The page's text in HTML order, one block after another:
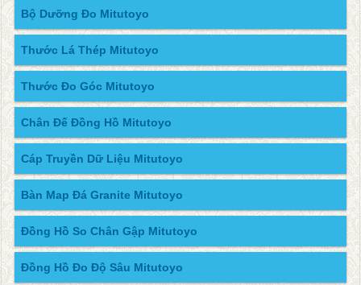
Bộ Dưỡng Đo Mitutoyo
Thước Lá Thép Mitutoyo
Thước Đo Góc Mitutoyo
Chân Đế Đồng Hồ Mitutoyo
Cáp Truyền Dữ Liệu Mitutoyo
Bàn Map Đá Granite Mitutoyo
Đồng Hồ So Chân Gập Mitutoyo
Đồng Hồ Đo Độ Sâu Mitutoyo